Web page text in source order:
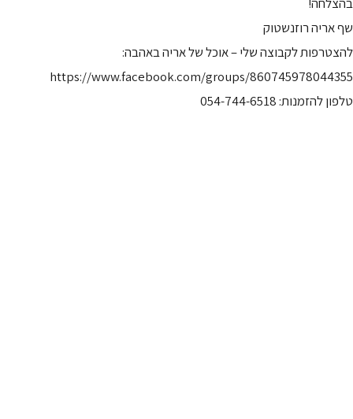
בהצלחה!
שף אריה רוזנשטוק
להצטרפות לקבוצה שלי – אוכל של אריה באהבה:
https://www.facebook.com/groups/860745978044355
טלפון להזמנות: 054-744-6518